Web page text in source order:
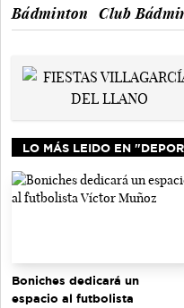
Bádminton
Club
LO MÁS LEIDO EN
Boniches dedicará un
espacio al futbolista